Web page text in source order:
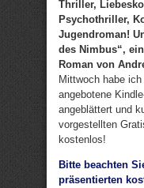
Thriller,
Psychothriller,
Jugendroman!
des Nimbus“,
Roman von
Mittwoch habe
angebotene
angeblättert und
vorgestellten
kostenlos!
Bitte beachten
präsentierten